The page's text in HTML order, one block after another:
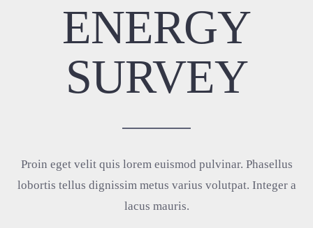
ENERGY
SURVEY
Proin eget velit quis lorem euismod pulvinar. Phasellus
lobortis tellus dignissim metus varius volutpat. Integer a
lacus mauris.